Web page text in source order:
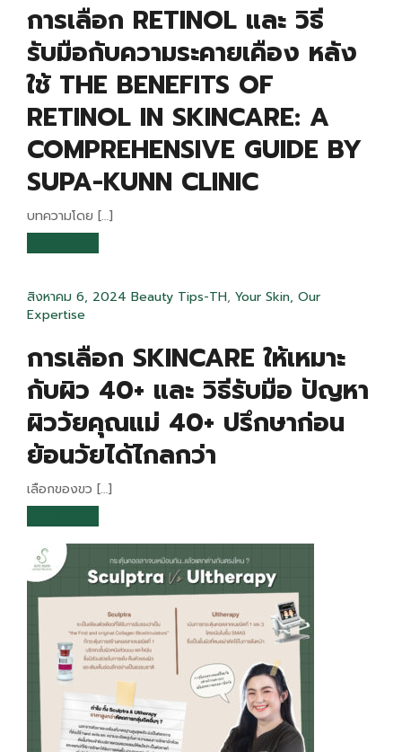
การเลือก RETINOL และ วิธี
รับมือกับความระคายเคือง หลัง
ใช้ THE BENEFITS OF
RETINOL IN SKINCARE: A
COMPREHENSIVE GUIDE BY
SUPA-KUNN CLINIC
บทความโดย […]
สิงหาคม 6, 2024 Beauty Tips-TH, Your Skin, Our
Expertise
การเลือก SKINCARE ให้เหมาะ
กับผิว 40+ และ วิธีรับมือ ปัญหา
ผิววัยคุณแม่ 40+ ปรึกษาก่อน
ย้อนวัยได้ไกลกว่า
เลือกของขว […]